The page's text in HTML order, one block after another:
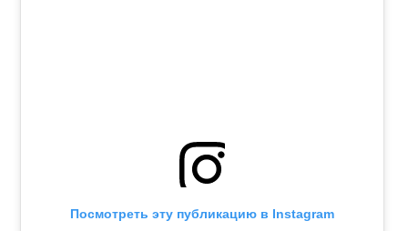
Посмотреть эту публикацию в Instagram